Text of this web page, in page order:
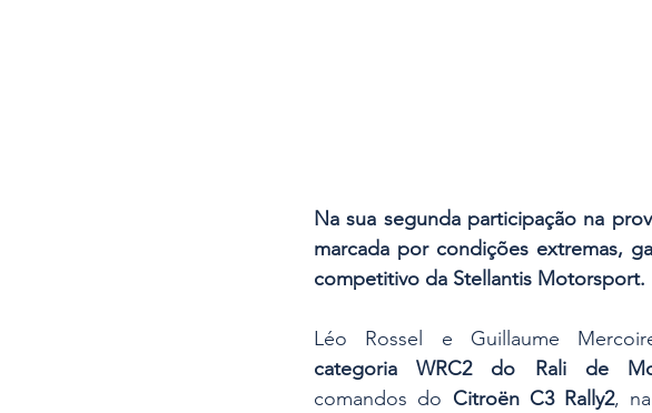
Na sua segunda participação na
marcada por condições extremas,
competitivo da Stellantis Motorsport.
categoria WRC2 do Rali de
comandos do Citroën C3 Rally2,